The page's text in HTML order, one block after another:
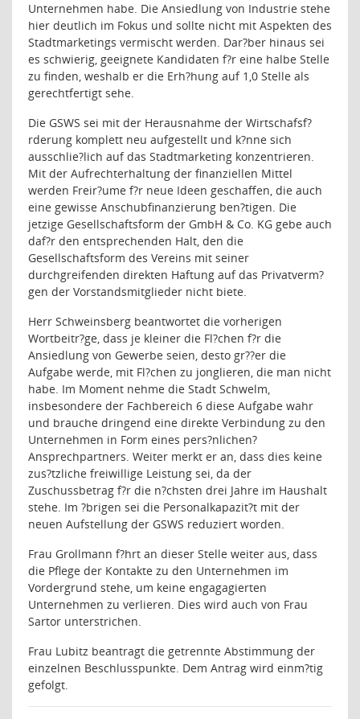
Unternehmen habe. Die Ansiedlung von Industrie stehe
hier deutlich im Fokus und sollte nicht mit Aspekten des
Stadtmarketings vermischt werden. Dar?ber hinaus sei
es schwierig, geeignete Kandidaten f?r eine halbe Stelle
zu finden, weshalb er die Erh?hung auf 1,0 Stelle als
gerechtfertigt sehe.
Die GSWS sei mit der Herausnahme der Wirtschafsf?
rderung komplett neu aufgestellt und k?nne sich
ausschlie?lich auf das Stadtmarketing konzentrieren.
Mit der Aufrechterhaltung der finanziellen Mittel
werden Freir?ume f?r neue Ideen geschaffen, die auch
eine gewisse Anschubfinanzierung ben?tigen. Die
jetzige Gesellschaftsform der GmbH & Co. KG gebe auch
daf?r den entsprechenden Halt, den die
Gesellschaftsform des Vereins mit seiner
durchgreifenden direkten Haftung auf das Privatverm?
gen der Vorstandsmitglieder nicht biete.
Herr Schweinsberg beantwortet die vorherigen
Wortbeitr?ge, dass je kleiner die Fl?chen f?r die
Ansiedlung von Gewerbe seien, desto gr??er die
Aufgabe werde, mit Fl?chen zu jonglieren, die man nicht
habe. Im Moment nehme die Stadt Schwelm,
insbesondere der Fachbereich 6 diese Aufgabe wahr
und brauche dringend eine direkte Verbindung zu den
Unternehmen in Form eines pers?nlichen?
Ansprechpartners. Weiter merkt er an, dass dies keine
zus?tzliche freiwillige Leistung sei, da der
Zuschussbetrag f?r die n?chsten drei Jahre im Haushalt
stehe. Im ?brigen sei die Personalkapazit?t mit der
neuen Aufstellung der GSWS reduziert worden.
Frau Grollmann f?hrt an dieser Stelle weiter aus, dass
die Pflege der Kontakte zu den Unternehmen im
Vordergrund stehe, um keine engagagierten
Unternehmen zu verlieren. Dies wird auch von Frau
Sartor unterstrichen.
Frau Lubitz beantragt die getrennte Abstimmung der
einzelnen Beschlusspunkte. Dem Antrag wird einm?tig
gefolgt.